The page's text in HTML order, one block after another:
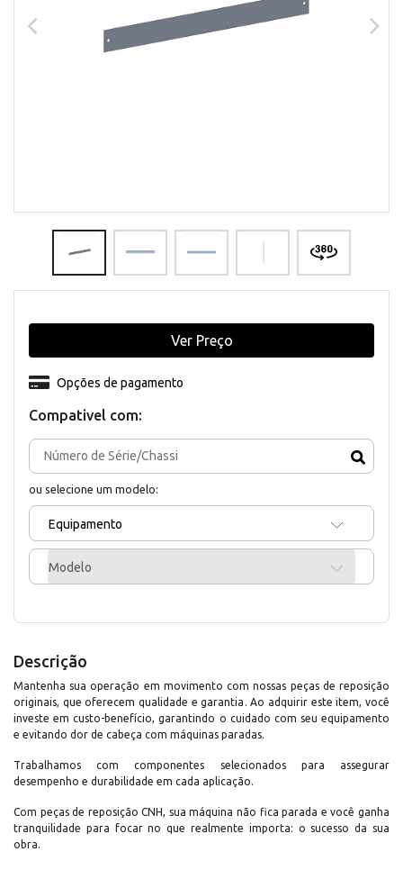
Compativel com:
ou selecione um modelo:
Equipamento
Modelo
Opções de pagamento
Ver Preço
Descrição
Mantenha sua operação em movimento com nossas peças de reposição
originais, que oferecem qualidade e garantia. Ao adquirir este item, você
investe em custo-benefício, garantindo o cuidado com seu equipamento
e evitando dor de cabeça com máquinas paradas.
Trabalhamos com componentes selecionados para assegurar
desempenho e durabilidade em cada aplicação.
Com peças de reposição CNH, sua máquina não fica parada e você ganha
tranquilidade para focar no que realmente importa: o sucesso da sua
obra.